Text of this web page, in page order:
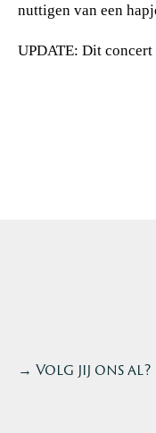
nuttigen van een
UPDATE: Dit
→ Volg jij ons al?